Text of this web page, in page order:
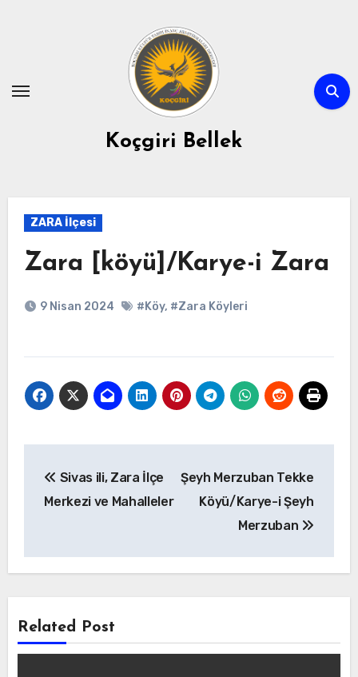
Koçgiri Bellek
ZARA İlçesi
Zara [köyü]/Karye-i Zara
9 Nisan 2024 #Köy, #Zara Köyleri
gezinmesi
Sivas ili, Zara İlçe
Merkezi ve Mahalleler
Şeyh Merzuban Tekke
Köyü/Karye-i Şeyh
Merzuban
Related Post